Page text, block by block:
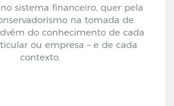
sistema financeiro, quer pela
na tomada de
do conhecimento de cada
ou empresa – e de cada
contexto.